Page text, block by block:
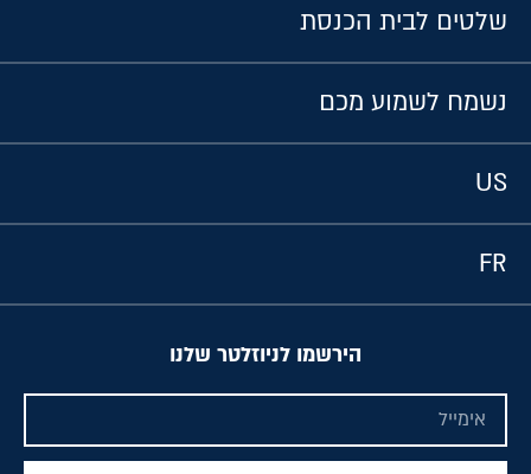
שלטים לבית הכנסת
נשמח לשמוע מכם
US
FR
הירשמו לניוזלטר שלנו